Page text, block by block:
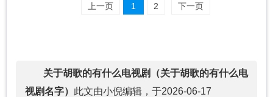
上一页 1 2 下一页
关于胡歌的有什么电视剧（关于胡歌的有什么电
视剧名字） 此文由小倪编辑，于2026-06-17